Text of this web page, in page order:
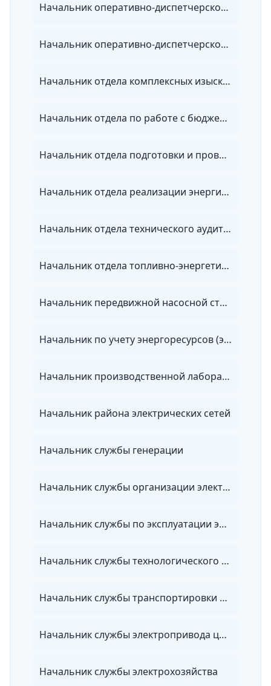
Начальник оперативно-диспетчерской службы тепловых сетей
Начальник оперативно-диспетчерской службы электрических сетей
Начальник отдела комплексных изысканий
Начальник отдела по работе с бюджетными организациями энергосбытовой организации
Начальник отдела подготовки и проведения ремонта организации электроэнергетики
Начальник отдела реализации энергии энергосбытовой организации
Начальник отдела технического аудита потребителей энергии
Начальник отдела топливно-энергетических ресурсов
Начальник передвижной насосной станции
Начальник по учету энергоресурсов (энергетики)
Начальник производственной лаборатории организации электроэнергетики
Начальник района электрических сетей
Начальник службы генерации
Начальник службы организации электроэнергетики
Начальник службы по эксплуатации электрических сетей
Начальник службы технологического присоединения
Начальник службы транспортировки электроэнергии
Начальник службы электропривода цеха
Начальник службы электрохозяйства